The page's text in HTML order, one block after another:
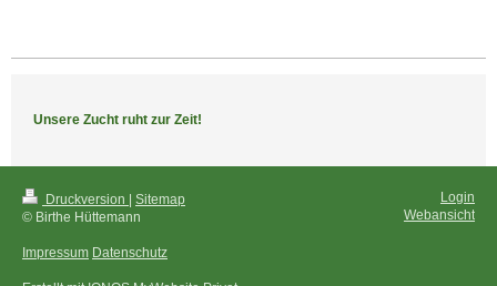
Unsere Zucht ruht zur Zeit!
Druckversion
Sitemap
© Birthe Hüttemann
Impressum Datenschutz
Login
Webansicht